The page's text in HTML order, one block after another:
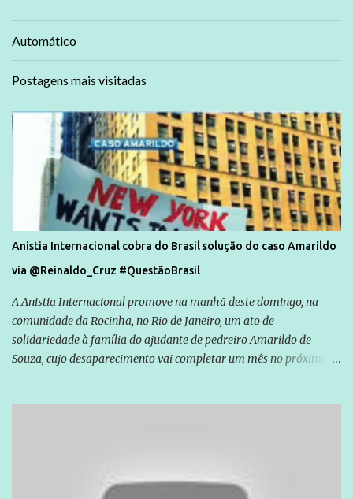
Automático
Postagens mais visitadas
Anistia Internacional cobra do Brasil solução do caso Amarildo
via @Reinaldo_Cruz #QuestãoBrasil
A Anistia Internacional promove na manhã deste domingo, na
comunidade da Rocinha, no Rio de Janeiro, um ato de
solidariedade à família do ajudante de pedreiro Amarildo de
Souza, cujo desaparecimento vai completar um mês no próximo
são vítimas de violência, estão em situação de risco ou têm seus